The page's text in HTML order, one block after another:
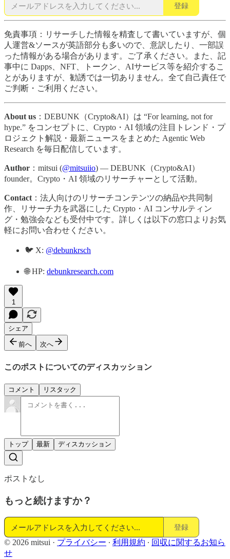
登録
免責事項：リサーチした情報を精査して書いていますが、個
人運営&ソースが英語部分も多いので、意訳したり、一部誤
った情報がある場合があります。ご了承ください。また、記
事中に Dapps、NFT、トークン、AIサービス等を紹介するこ
とがありますが、勧誘では一切ありません。全て自己責任で
ご判断・ご利用ください。
About us ：DEBUNK（Crypto&AI）は “For learning, not for
hype.” をコンセプトに、Crypto・AI 領域の注目トレンド・プ
ロジェクト解説・最新ニュースをまとめた Agentic Web
Research を毎日配信しています。
Author ：mitsui (@mitsuiio) — DEBUNK（Crypto&AI）
founder。Crypto・AI 領域のリサーチャーとして活動。
Contact ：法人向けのリサーチコンテンツの納品や共同制
作、リサーチ力を武器にした Crypto・AI コンサルティン
グ・勉強会なども受付中です。詳しくは以下の窓口よりお気
軽にお問い合わせください。
🐦 X: @debunkrsch
🌐 HP: debunkresearch.com
1
シェア
前へ 次へ
このポストについてのディスカッション
コメント リスタック
トップ 最新 ディスカッション
ポストなし
もっと続けますか？
登録
© 2026 mitsui · プライバシー ∙ 利用規約 ∙ 回収に関するお知ら
せ